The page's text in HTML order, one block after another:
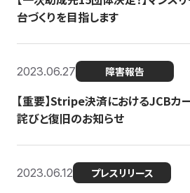
台づくりを目指します
2023.06.27 障害報告
【重要】Stripe決済におけるJCBカ
詫びと復旧のお知らせ
2023.06.12 プレスリリース